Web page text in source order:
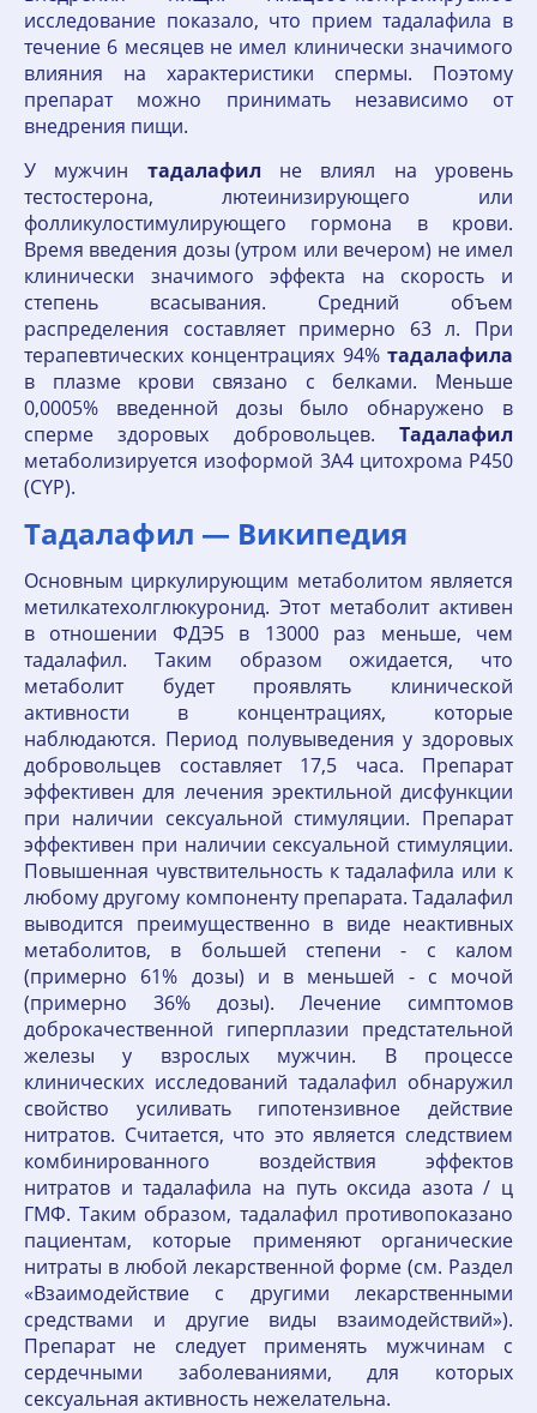
исследование показало, что прием тадалафила в
течение 6 месяцев не имел клинически значимого
влияния на характеристики спермы. Поэтому
препарат можно принимать независимо от
внедрения пищи.
У мужчин тадалафил не влиял на уровень
тестостерона, лютеинизирующего или
фолликулостимулирующего гормона в крови.
Время введения дозы (утром или вечером) не имел
клинически значимого эффекта на скорость и
степень всасывания. Средний объем
распределения составляет примерно 63 л. При
терапевтических концентрациях 94% тадалафила
в плазме крови связано с белками. Меньше
0,0005% введенной дозы было обнаружено в
сперме здоровых добровольцев. Тадалафил
метаболизируется изоформой 3А4 цитохрома Р450
(CYP).
Тадалафил — Википедия
Основным циркулирующим метаболитом является
метилкатехолглюкуронид. Этот метаболит активен
в отношении ФДЭ5 в 13000 раз меньше, чем
тадалафил. Таким образом ожидается, что
метаболит будет проявлять клинической
активности в концентрациях, которые
наблюдаются. Период полувыведения у здоровых
добровольцев составляет 17,5 часа. Препарат
эффективен для лечения эректильной дисфункции
при наличии сексуальной стимуляции. Препарат
эффективен при наличии сексуальной стимуляции.
Повышенная чувствительность к тадалафила или к
любому другому компоненту препарата. Тадалафил
выводится преимущественно в виде неактивных
метаболитов, в большей степени - с калом
(примерно 61% дозы) и в меньшей - с мочой
(примерно 36% дозы). Лечение симптомов
доброкачественной гиперплазии предстательной
железы у взрослых мужчин. В процессе
клинических исследований тадалафил обнаружил
свойство усиливать гипотензивное действие
нитратов. Считается, что это является следствием
комбинированного воздействия эффектов
нитратов и тадалафила на путь оксида азота / ц
ГМФ. Таким образом, тадалафил противопоказано
пациентам, которые применяют органические
нитраты в любой лекарственной форме (см. Раздел
«Взаимодействие с другими лекарственными
средствами и другие виды взаимодействий»).
Препарат не следует применять мужчинам с
сердечными заболеваниями, для которых
сексуальная активность нежелательна.